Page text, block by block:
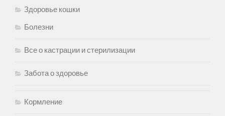
Здоровье кошки
Болезни
Все о кастрации и стерилизации
Забота о здоровье
Кормление